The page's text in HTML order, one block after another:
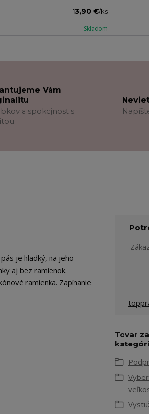
13,90 €/ks
Skladom
Vám
a spokojnosť s
je hladký, na jeho
aj bez ramienok.
ramienka. Zapínanie
Tovar